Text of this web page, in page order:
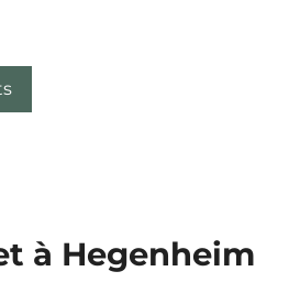
à Hegenheim